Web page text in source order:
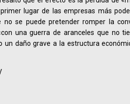
lugar de las empresas más
no se puede pretender romper la
una guerra de aranceles que no
un daño grave a la estructura